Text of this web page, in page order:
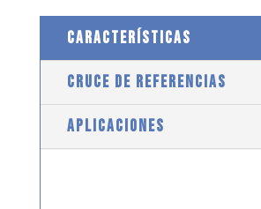
CARACTERÍSTICAS
CRUCE DE REFERENCIAS
APLICACIONES